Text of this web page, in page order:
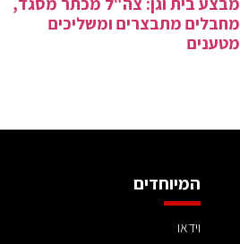
מחבלים מתבצרים ומשליכים
מטענים
המיוחדים
וידאו